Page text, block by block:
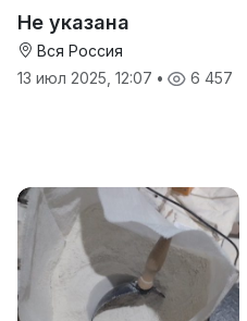
Не указана
Вся Россия
13 июл 2025, 12:07 • 6 457